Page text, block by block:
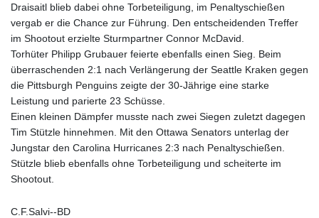
GNF 10118.69464
GTQ 8.791437
GYD 241.048608
HKD 9.04099
HNL 30.88171
HRK 7.536585
HTG 150.649793
HUF 364.625083
IDR 20648.821428
ILS 3.46629
IMP 0.856077
Draisaitl blieb dabei ohne Torbeteiligung, im Penaltyschießen
vergab er die Chance zur Führung. Den entscheidenden Treffer
im Shootout erzielte Sturmpartner Connor McDavid.
Torhüter Philipp Grubauer feierte ebenfalls einen Sieg. Beim
überraschenden 2:1 nach Verlängerung der Seattle Kraken gegen
die Pittsburgh Penguins zeigte der 30-Jährige eine starke
Leistung und parierte 23 Schüsse.
Einen kleinen Dämpfer musste nach zwei Siegen zuletzt dagegen
Tim Stützle hinnehmen. Mit den Ottawa Senators unterlag der
Jungstar den Carolina Hurricanes 2:3 nach Penaltyschießen.
Stützle blieb ebenfalls ohne Torbeteiligung und scheiterte im
Shootout.
C.F.Salvi--BD